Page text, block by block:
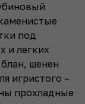
под
и легких
шенен
игристого –
прохладные